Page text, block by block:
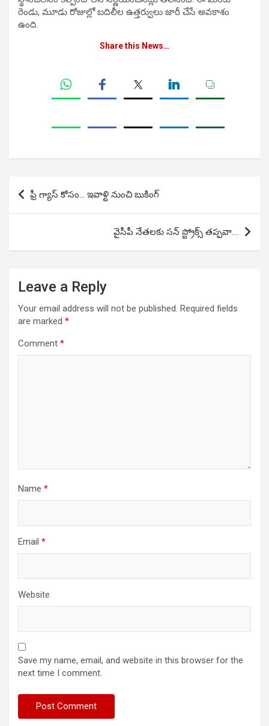
రెండు, మూడు రోజుల్లో బ‌దిలీల ఉత్తర్వులు జారీ చేసే అవ‌కాశం
ఉంది.
Share this News…
Post
navigation
ఫ్రీ గ్యాస్ కోసం… ఇవాళ్టి నుంచి బుకింగ్
వైసీపీ నేతలకు సన్ స్ట్రోక్స్ తప్పవా….
Leave a Reply
Your email address will not be published. Required fields
are marked *
Comment *
Name *
Email *
Website
Save my name, email, and website in this browser for the
next time I comment.